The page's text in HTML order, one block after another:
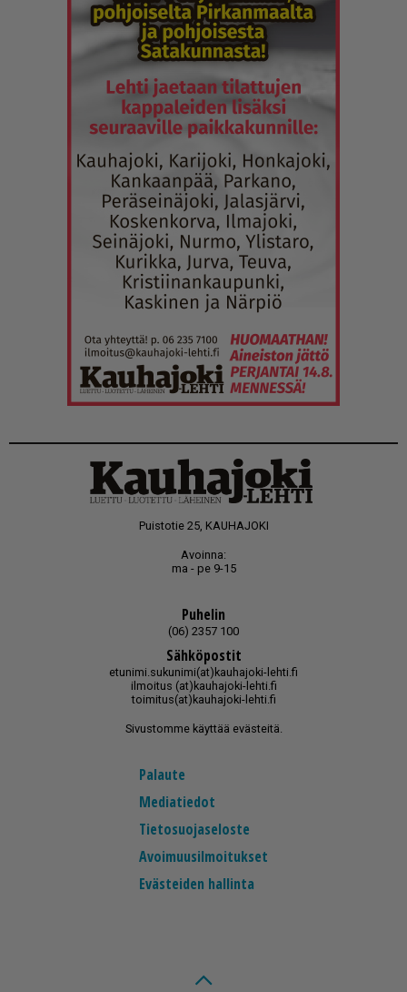
Puistotie 25, KAUHAJOKI
Avoinna:
ma - pe 9-15
Puhelin
(06) 2357 100
Sähköpostit
etunimi.sukunimi(at)kauhajoki-lehti.fi
ilmoitus (at)kauhajoki-lehti.fi
toimitus(at)kauhajoki-lehti.fi
Sivustomme käyttää evästeitä.
Palaute
Mediatiedot
Tietosuojaseloste
Avoimuusilmoitukset
Evästeiden hallinta